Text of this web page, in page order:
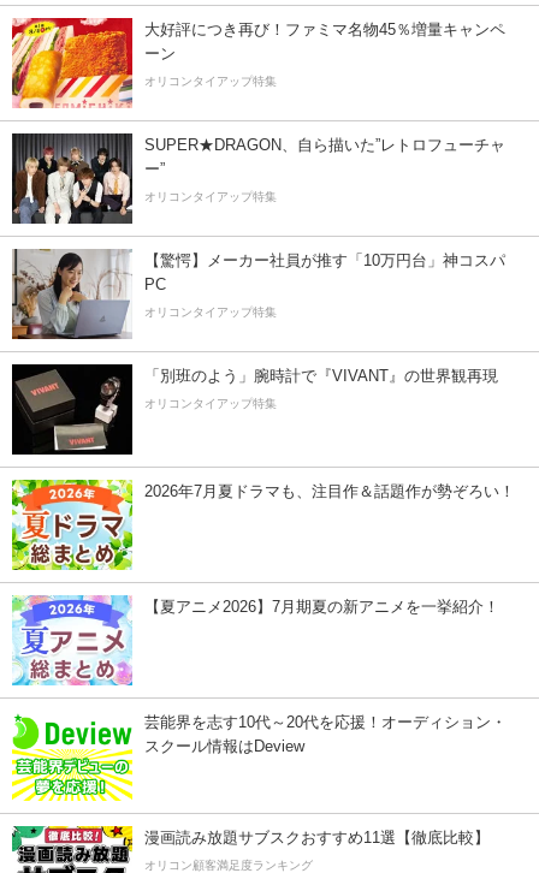
大好評につき再び！ファミマ名物45％増量キャンペ
ーン
オリコンタイアップ特集
SUPER★DRAGON、自ら描いた”レトロフューチャ
ー”
オリコンタイアップ特集
【驚愕】メーカー社員が推す「10万円台」神コスパ
PC
オリコンタイアップ特集
「別班のよう」腕時計で『VIVANT』の世界観再現
オリコンタイアップ特集
2026年7月夏ドラマも、注目作＆話題作が勢ぞろい！
【夏アニメ2026】7月期夏の新アニメを一挙紹介！
芸能界を志す10代～20代を応援！オーディション・
スクール情報はDeview
漫画読み放題サブスクおすすめ11選【徹底比較】
オリコン顧客満足度ランキング